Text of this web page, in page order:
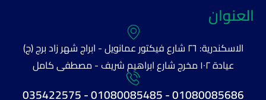
العنوان
الاسكندرية: ٢٦ شارع فيكتور عمانويل - ابراج شهر زاد برج (ج)
عيادة ١٠٢ مخرج شارع ابراهيم شريف - مصطفى كامل
01080085686 - 01080085485 - 035422575